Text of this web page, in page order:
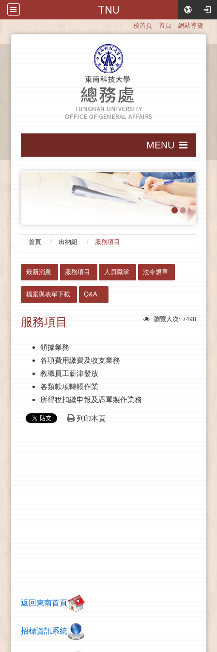
TNU
校首頁 首頁 網站導覽
MENU
首頁 出納組 服務項目
最新消息 服務項目 人員職掌 法令規章
檔案與表單下載 Q&A
瀏覽人次: 7498
服務項目
領據業務
各項費用繳費及收支業務
教職員工薪津發放
各類款項轉帳作業
所得稅扣繳申報及憑單製作業務
列印本頁
返回東南首頁
招標資訊系統